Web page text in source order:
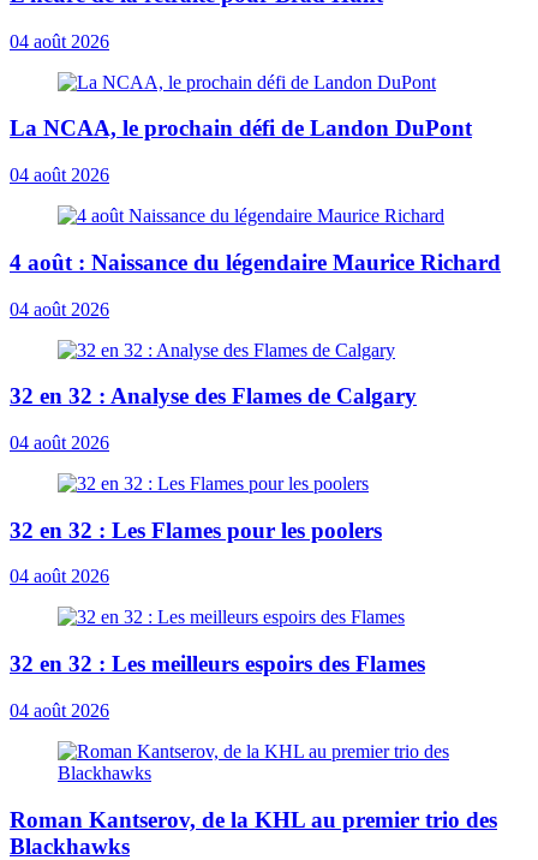
04 août 2026
La NCAA, le prochain défi de Landon DuPont
04 août 2026
4 août : Naissance du légendaire Maurice Richard
04 août 2026
32 en 32 : Analyse des Flames de Calgary
04 août 2026
32 en 32 : Les Flames pour les poolers
04 août 2026
32 en 32 : Les meilleurs espoirs des Flames
04 août 2026
Roman Kantserov, de la KHL au premier trio des
Blackhawks